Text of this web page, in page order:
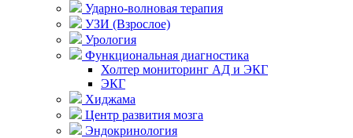
Ударно-волновая терапия
УЗИ (Взрослое)
Урология
Функциональная диагностика
Холтер мониторинг АД и ЭКГ
ЭКГ
Хиджама
Центр развития мозга
Эндокринология